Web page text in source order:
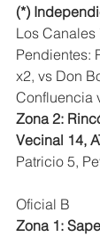
(*)
Los Canales
Pendientes:
x2, vs Don
Confluencia
Zona 2:
Vecinal 14,
Patricio 5,
Oficial B
Zona 1: